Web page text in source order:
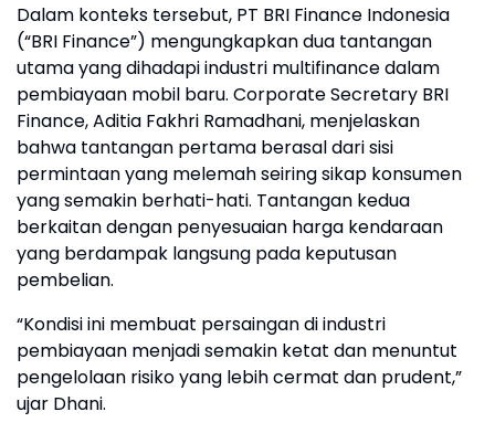
Dalam konteks tersebut, PT BRI Finance Indonesia
(“BRI Finance”) mengungkapkan dua tantangan
utama yang dihadapi industri multifinance dalam
pembiayaan mobil baru. Corporate Secretary BRI
Finance, Aditia Fakhri Ramadhani, menjelaskan
bahwa tantangan pertama berasal dari sisi
permintaan yang melemah seiring sikap konsumen
yang semakin berhati-hati. Tantangan kedua
berkaitan dengan penyesuaian harga kendaraan
yang berdampak langsung pada keputusan
pembelian.
“Kondisi ini membuat persaingan di industri
pembiayaan menjadi semakin ketat dan menuntut
pengelolaan risiko yang lebih cermat dan prudent,”
ujar Dhani.